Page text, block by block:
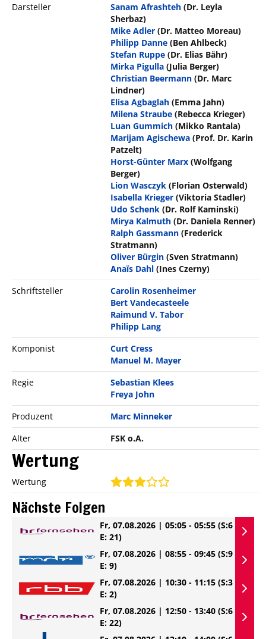
Darsteller
Sanam Afrashteh (Dr. Leyla
Sherbaz)
Mike Adler (Dr. Matteo Moreau)
Philipp Danne (Ben Ahlbeck)
Stefan Ruppe (Dr. Elias Bähr)
Mirka Pigulla (Julia Berger)
Christian Beermann (Dr. Marc
Lindner)
Elisa Agbaglah (Emma Jahn)
Milena Straube (Rebecca Krieger)
Luan Gummich (Mikko Rantala)
Marijam Agischewa (Prof. Dr. Karin
Patzelt)
Horst-Günter Marx (Wolfgang
Berger)
Lion Wasczyk (Florian Osterwald)
Isabella Krieger (Viktoria Stadler)
Udo Schenk (Dr. Rolf Kaminski)
Mirya Kalmuth (Dr. Daniela Renner)
Ralph Gassmann (Frederick
Stratmann)
Oliver Bürgin (Sven Stratmann)
Anaïs Dahl (Ines Czerny)
Schriftsteller
Carolin Rosenheimer
Bert Vandecasteele
Raimund V. Tabor
Philipp Lang
Komponist
Curt Cress
Manuel M. Mayer
Regie
Sebastian Klees
Freya John
Produzent
Marc Minneker
Alter
FSK o.A.
Wertung
Wertung
Nächste Folgen
Fr, 07.08.2026 | 05:05 - 05:55 (S:6
E: 21)
Fr, 07.08.2026 | 08:55 - 09:45 (S:9
E: 9)
Fr, 07.08.2026 | 10:30 - 11:15 (S:3
E: 2)
Fr, 07.08.2026 | 12:50 - 13:40 (S:6
E: 22)